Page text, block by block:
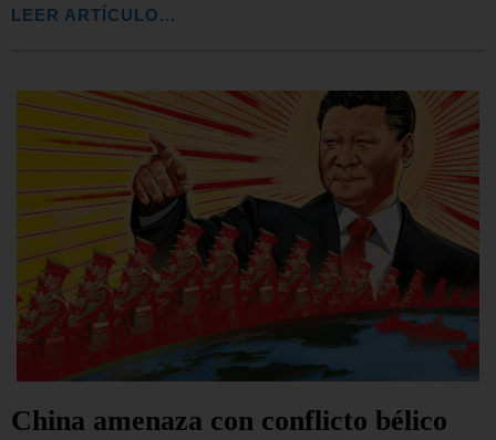
LEER ARTÍCULO...
China amenaza con conflicto bélico